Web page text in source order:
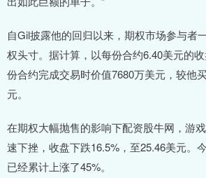
自Gil披露他的回归以来，期权市场参与者
权头寸。据计算，以每份合约6.40美元的
份合约完成交易时价值7680万美元，较他
元。
在期权大幅抛售的影响下配资股牛网，游
速下挫，收盘下跌16.5%，至25.46美元。
已经累计上涨了45%。